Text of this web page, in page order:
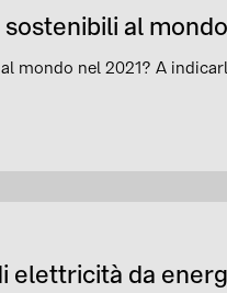
al mondo
mondo nel 2021? A
elettricità da